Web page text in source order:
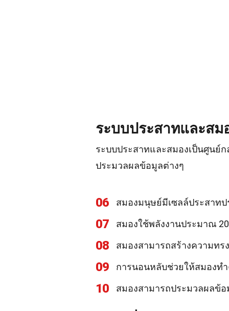
ระบบประสาทและสม
ระบบประสาทและสมองเป็นศูนย์
ประมวลผลข้อมูลต่างๆ
06 สมองมนุษย์มีเซลล์ประสาท
07 สมองใช้พลังงานประมาณ
08 สมองสามารถสร้างความท
09 การนอนหลับช่วยให้สมองท
10 สมองสามารถประมวลผลข้อ